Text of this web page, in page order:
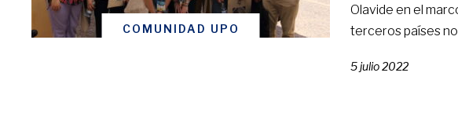
COMUNIDAD UPO
Olavide en el
terceros países
5 julio 2022